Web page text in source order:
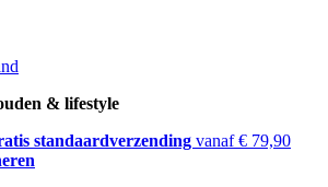
& lifestyle
standaardverzending vanaf € 79,90